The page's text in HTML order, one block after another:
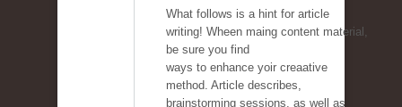
What follows is a hint for article
writing! Wheen maing content material,
be sure you find
ways to enhance yoir creaative
method. Article describes,
brainstorming sessions, as well as